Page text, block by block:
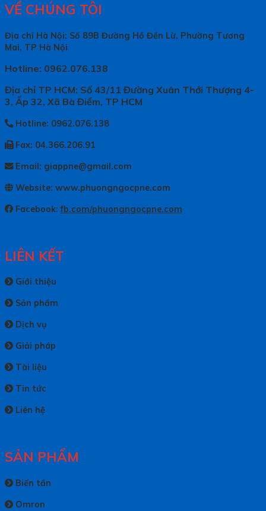
VỀ CHÚNG TÔI
Địa chỉ Hà Nội: Số 89B Đường Hồ Đền Lừ, Phường Tương
Mai, TP Hà Nội
Hotline: 0962.076.138
Địa chỉ TP HCM: Số 43/11 Đường Xuân Thới Thượng 4-
3, Ấp 32, Xã Bà Điểm, TP HCM
Hotline: 0962.076.138
Fax: 04.366.206.91
Email: giappne@gmail.com
Website: www.phuongngocpne.com
Facebook:fb.com/phuongngocpne.com
LIÊN KẾT
Giới thiệu
Sản phẩm
Dịch vụ
Giải pháp
Tài liệu
Tin tức
Liên hệ
SẢN PHẨM
Biến tần
Omron